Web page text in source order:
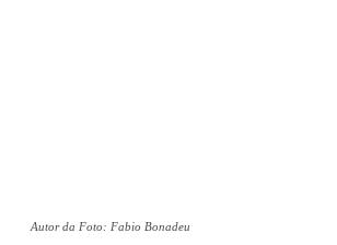
Autor da Foto: Fabio Bonadeu